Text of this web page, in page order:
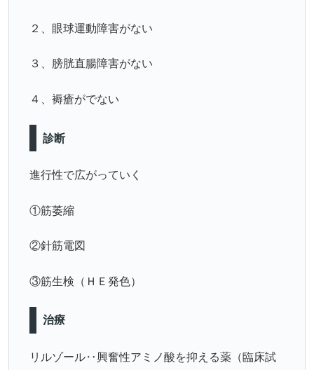
２、眼球運動障害がない
３、膀胱直腸障害がない
４、褥瘡がでない
診断
進行性で広がっていく
①筋萎縮
②針筋電図
③筋生検（ＨＥ発色）
治療
リルゾール‥興奮性アミノ酸を抑える薬（臨床試